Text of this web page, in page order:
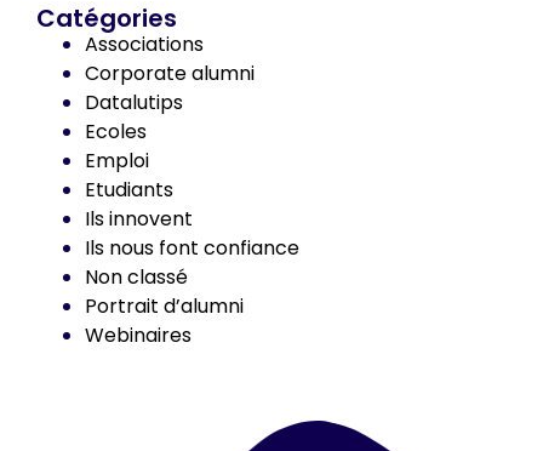
Catégories
Associations
Corporate alumni
Datalutips
Ecoles
Emploi
Etudiants
Ils innovent
Ils nous font confiance
Non classé
Portrait d’alumni
Webinaires